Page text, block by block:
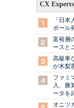
CX
「日
ポール
富裕層
ースと
高級車
が木梨
ファミ
入、勝
ータを
オニツ